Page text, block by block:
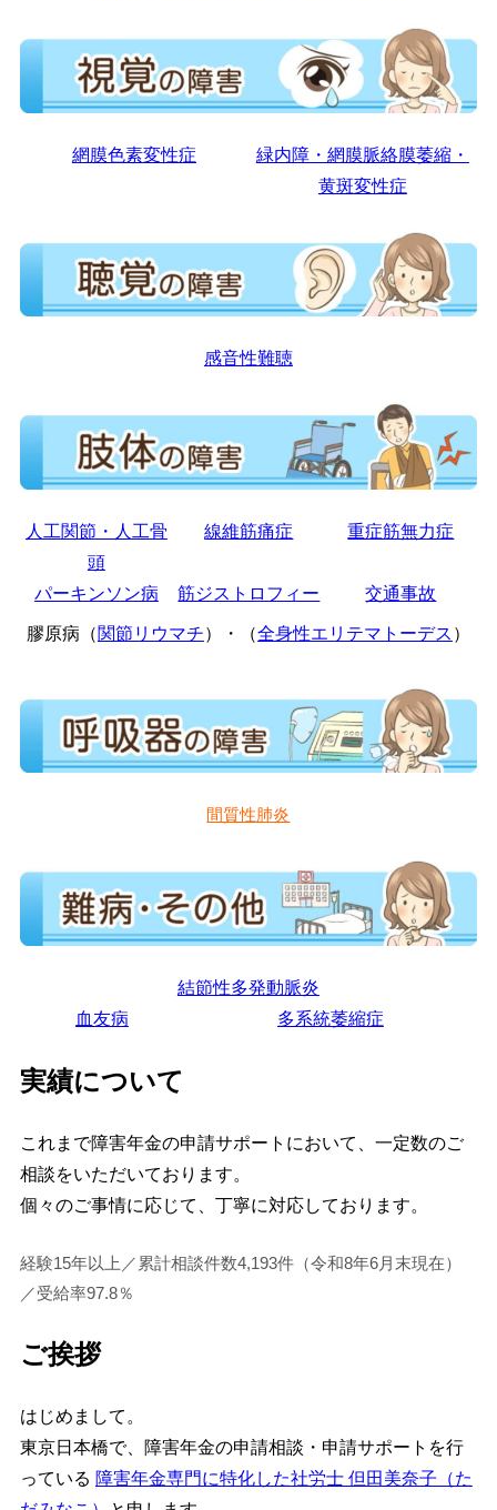
網膜色素変性症
緑内障・網膜脈絡膜萎縮・
黄斑変性症
感音性難聴
人工関節・人工骨
頭
線維筋痛症 重症筋無力症
パーキンソン病 筋ジストロフィー 交通事故
膠原病（関節リウマチ）・（全身性エリテマトーデス ）
間質性肺炎
結節性多発動脈炎
血友病
多系統萎縮症
実績について
これまで障害年金の申請サポートにおいて、一定数のご
相談をいただいております。
個々のご事情に応じて、丁寧に対応しております。
経験15年以上／累計相談件数4,193件（令和8年6月末現在）
／受給率97.8％
ご挨拶
はじめまして。
東京日本橋で、障害年金の申請相談・申請サポートを行
っている 障害年金専門に特化した社労士 但田美奈子（た